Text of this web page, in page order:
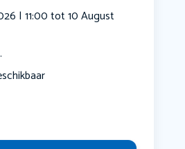
| 11:00 tot 10 August